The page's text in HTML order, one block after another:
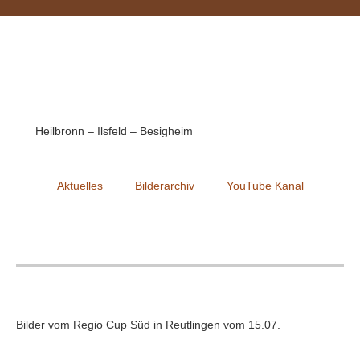
Heilbronn – Ilsfeld – Besigheim
Aktuelles Bilderarchiv YouTube Kanal
Bilder vom Regio Cup Süd in Reutlingen vom 15.07.